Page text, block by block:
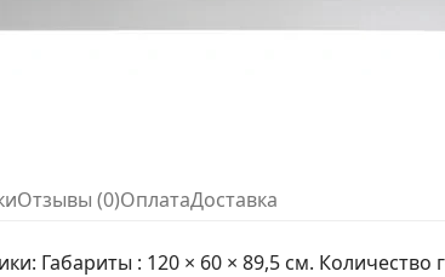
Отзывы (0)ОплатаДоставка
Габариты : 120 × 60 × 89,5 см.